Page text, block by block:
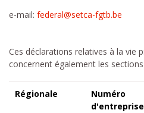
e-mail: federal@setca-fgtb.be
Ces déclarations relatives à la vie
concernent également les
Régionale
Numéro
d'entreprise